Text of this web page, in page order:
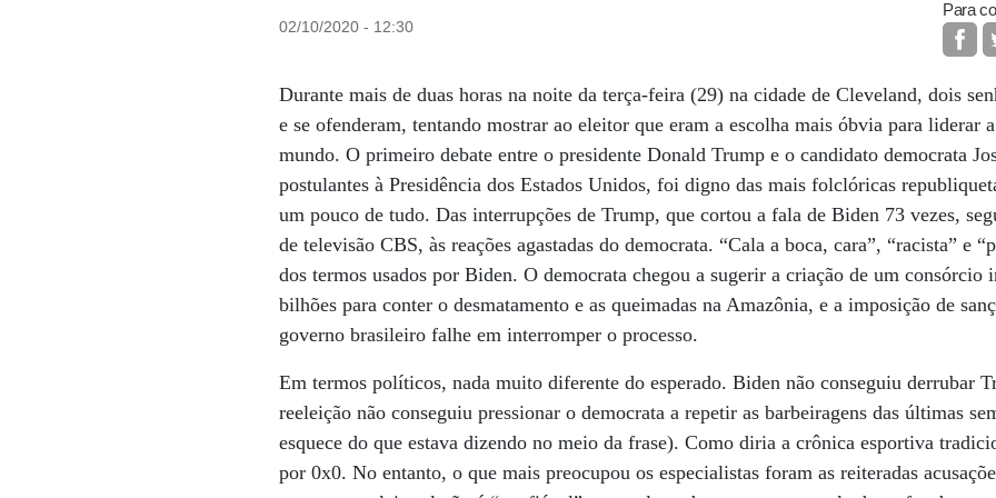
02/10/2020 - 12:30
Para
Durante mais de duas horas na noite da terça-feira (29) na cidade de Cleveland, dois
e se ofenderam, tentando mostrar ao eleitor que eram a escolha mais óbvia para liderar
mundo. O primeiro debate entre o presidente Donald Trump e o candidato democrata
postulantes à Presidência dos Estados Unidos, foi digno das mais folclóricas
um pouco de tudo. Das interrupções de Trump, que cortou a fala de Biden 73 vezes,
de televisão CBS, às reações agastadas do democrata. “Cala a boca, cara”, “racista” e
dos termos usados por Biden. O democrata chegou a sugerir a criação de um consórcio
bilhões para conter o desmatamento e as queimadas na Amazônia, e a imposição de
governo brasileiro falhe em interromper o processo.
Em termos políticos, nada muito diferente do esperado. Biden não conseguiu derrubar
reeleição não conseguiu pressionar o democrata a repetir as barbeiragens das últimas
esquece do que estava dizendo no meio da frase). Como diria a crônica esportiva
por 0x0. No entanto, o que mais preocupou os especialistas foram as reiteradas